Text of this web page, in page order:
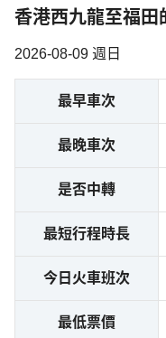
香港西九龍至福田
2026-08-09 週日
最早車次
最晚車次
是否中轉
最短行程時長
今日火車班次
最低票價